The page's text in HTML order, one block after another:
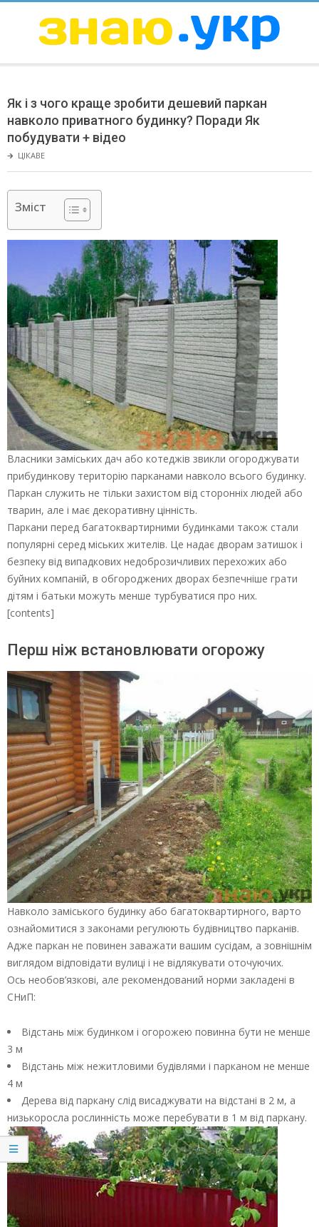
ЗНАЮ
Menu
Як і з чого краще зробити дешевий паркан
навколо приватного будинку? Поради Як
побудувати + відео
🡲 ЦІКАВЕ
Зміст
Власники заміських дач або котеджів звикли огороджувати
прибудинкову територію парканами навколо всього будинку.
Паркан служить не тільки захистом від сторонніх людей або
тварин, але і має декоративну цінність.
Паркани перед багатоквартирними будинками також стали
популярні серед міських жителів. Це надає дворам затишок і
безпеку від випадкових недоброзичливих перехожих або
буйних компаній, в обгороджених дворах безпечніше грати
дітям і батьки можуть менше турбуватися про них.
[contents]
Перш ніж встановлювати огорожу
Навколо заміського будинку або багатоквартирного, варто
ознайомитися з законами регулюють будівництво парканів.
Адже паркан не повинен заважати вашим сусідам, а зовнішнім
виглядом відповідати вулиці і не відлякувати оточуючих.
Ось необов’язкові, але рекомендований норми закладені в
СНиП:
Відстань між будинком і огорожею повинна бути не менше
3 м
Відстань між нежитловими будівлями і парканом не менше
4 м
Дерева від паркану слід висаджувати на відстані в 2 м, а
низькоросла рослинність може перебувати в 1 м від паркану.